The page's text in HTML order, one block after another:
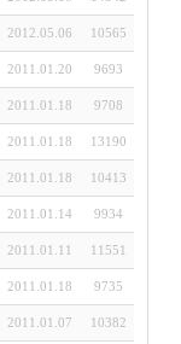
2012.05.06 10565
2011.01.20 9693
2011.01.18 9708
2011.01.18 13190
2011.01.18 10413
2011.01.14 9934
2011.01.11 11551
2011.01.18 9735
2011.01.07 10382